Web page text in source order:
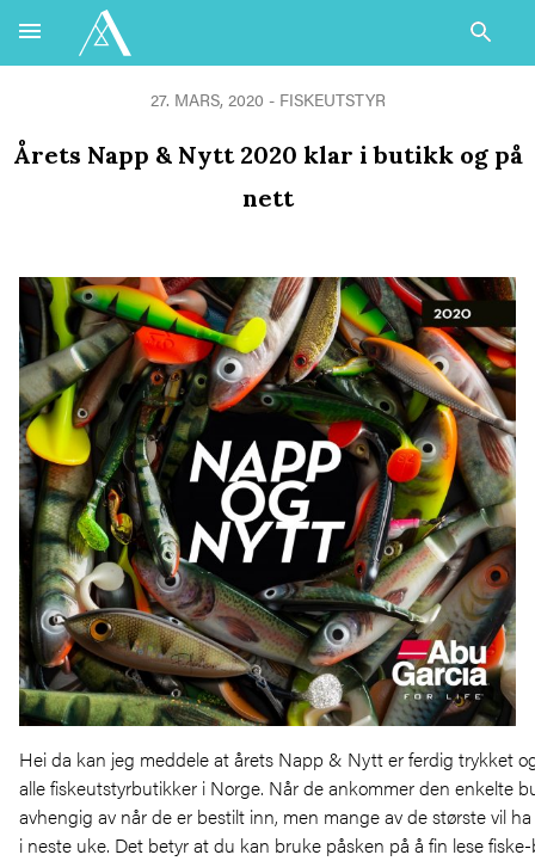
27. MARS, 2020 - FISKEUTSTYR
Årets Napp & Nytt 2020 klar i butikk og på
nett
Hei da kan jeg meddele at årets Napp & Nytt er ferdig trykket
alle fiskeutstyrbutikker i Norge. Når de ankommer den enkelte
avhengig av når de er bestilt inn, men mange av de største vil
i neste uke. Det betyr at du kan bruke påsken på å fin lese